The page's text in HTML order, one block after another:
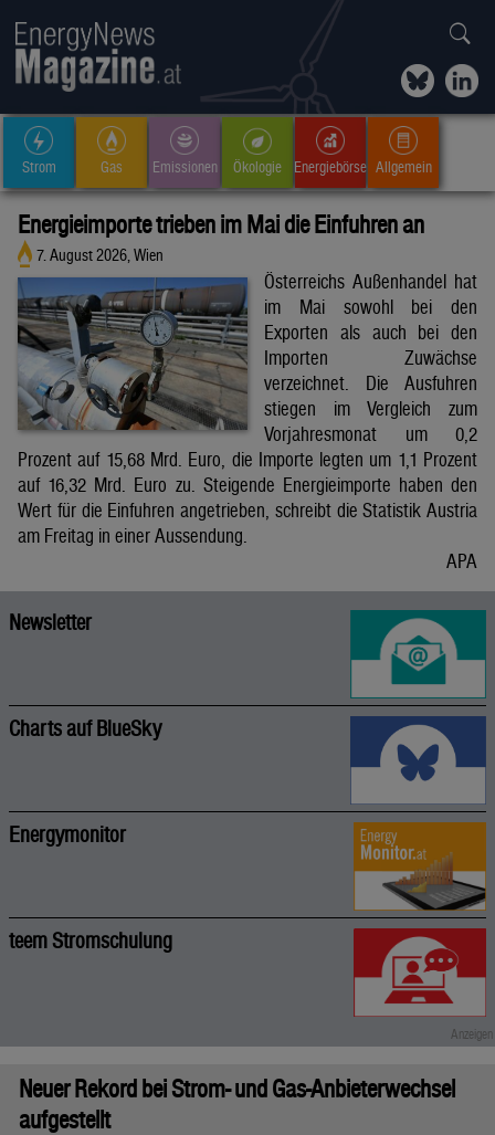
Strom Gas Emissionen Ökologie Energiebörse Allgemein
Energieimporte trieben im Mai die Einfuhren an
7. August 2026, Wien
Österreichs Außenhandel hat
im Mai sowohl bei den
Exporten als auch bei den
Importen Zuwächse
verzeichnet. Die Ausfuhren
stiegen im Vergleich zum
Vorjahresmonat um 0,2
Prozent auf 15,68 Mrd. Euro, die Importe legten um 1,1 Prozent
auf 16,32 Mrd. Euro zu. Steigende Energieimporte haben den
Wert für die Einfuhren angetrieben, schreibt die Statistik Austria
am Freitag in einer Aussendung.
APA
Newsletter
Charts auf BlueSky
Energymonitor
teem Stromschulung
Neuer Rekord bei Strom- und Gas-Anbieterwechsel
aufgestellt